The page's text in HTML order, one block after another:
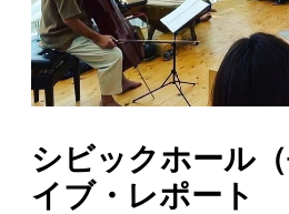
オンライン・ショップ
ギャラリー
日々のレポート
シビックホール
イブ・レポート